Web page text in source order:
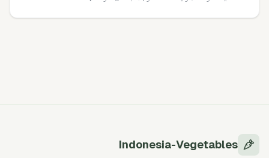
حساب لگانے، اور GACC تقاضوں کو بغیر حیرت کے کلیئر
Indonesia-Vegetables